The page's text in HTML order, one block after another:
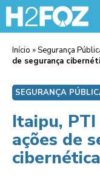
Início »Segurança
de segurança
SEGURANÇA
Itaipu,
ações de
cibernética